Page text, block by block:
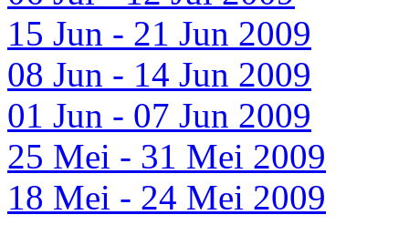
15 Jun - 21 Jun 2009
08 Jun - 14 Jun 2009
01 Jun - 07 Jun 2009
25 Mei - 31 Mei 2009
18 Mei - 24 Mei 2009